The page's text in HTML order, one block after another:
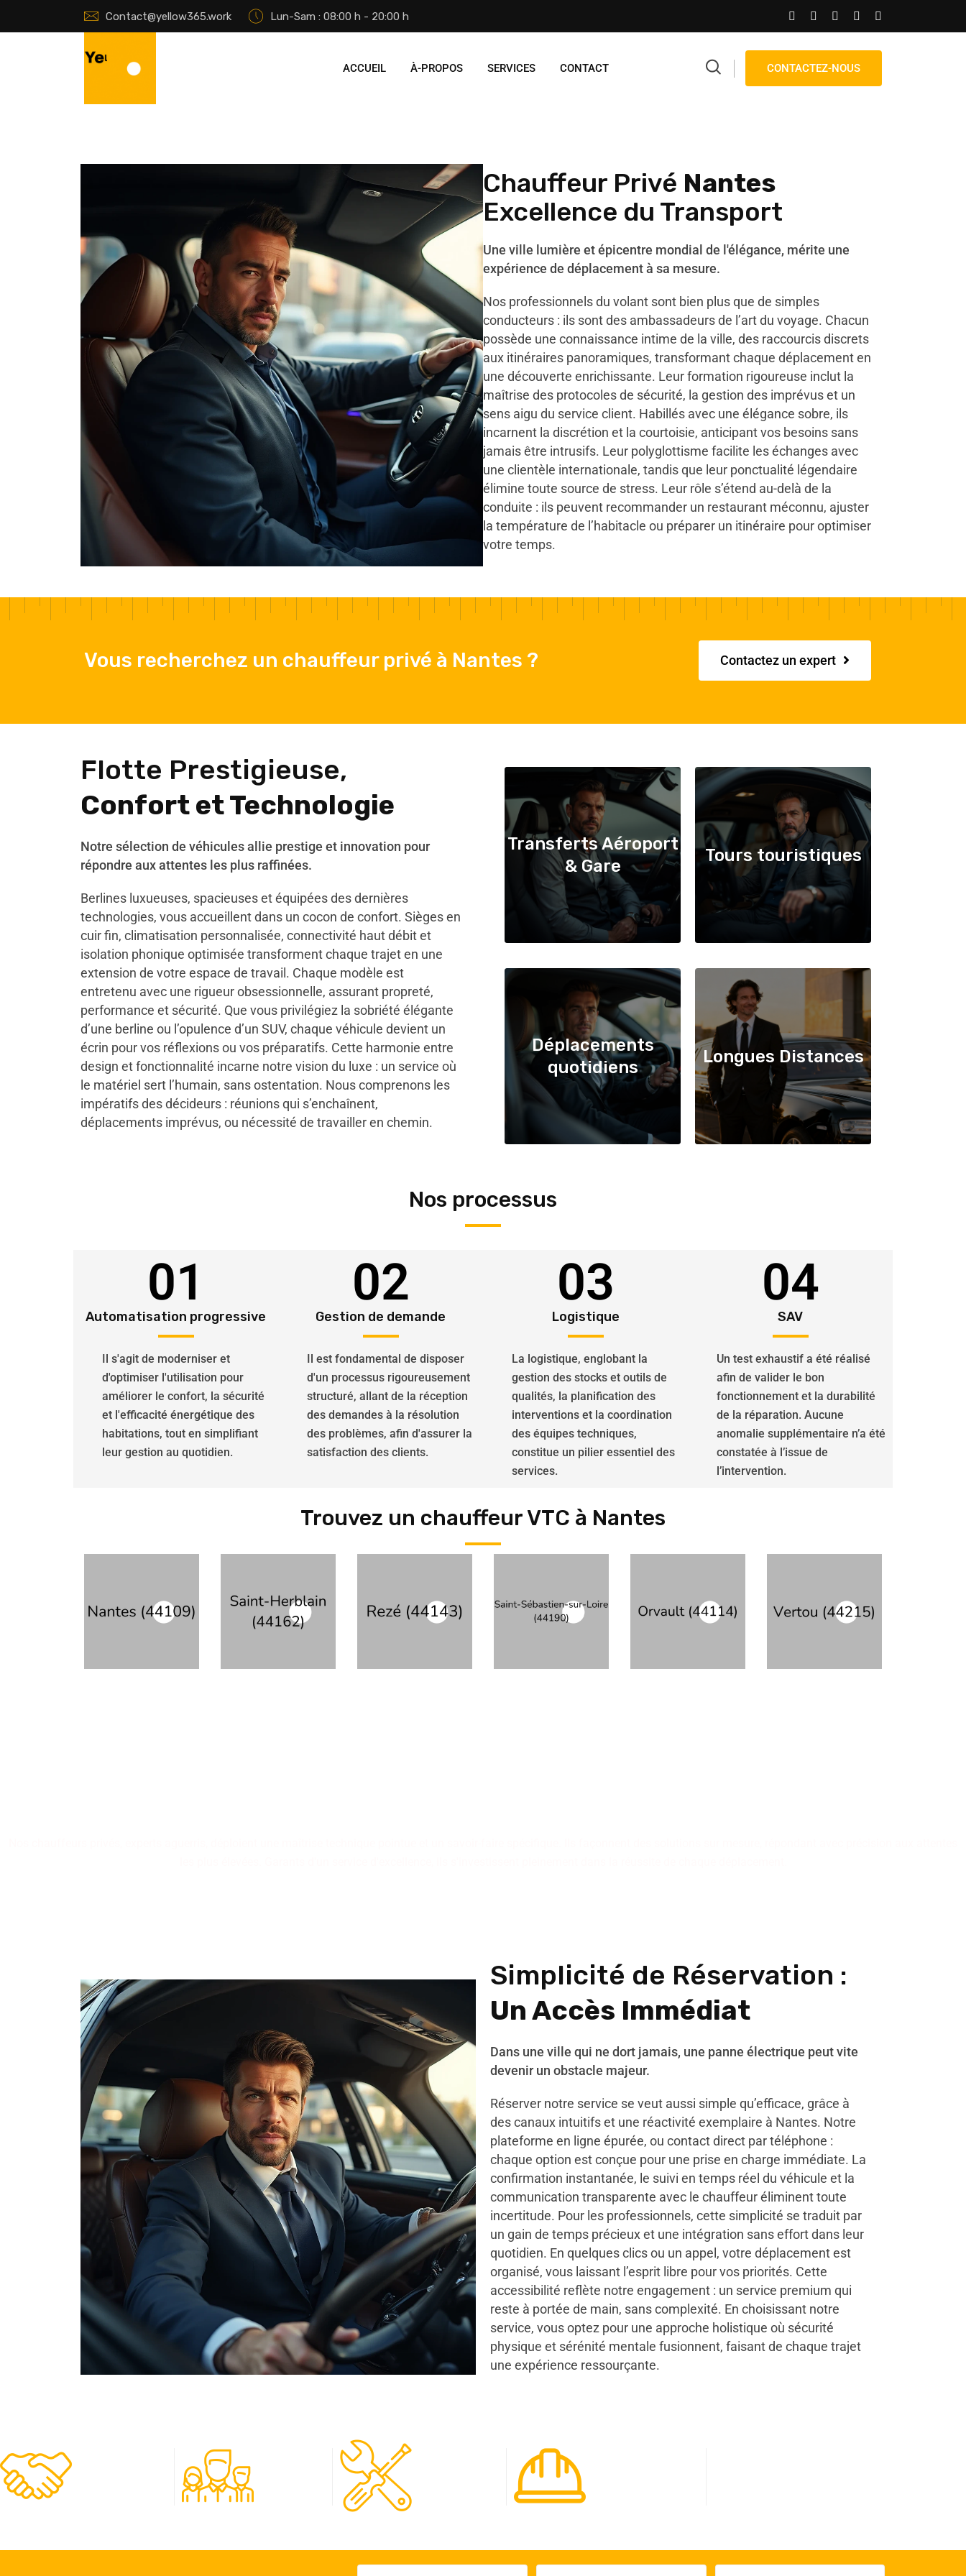
Contact@yellow365.work Lun-Sam : 08:00 h - 20:00 h
ACCUEIL À-PROPOS SERVICES CONTACT CONTACTEZ-NOUS
Chauffeur Privé Nantes
Excellence du Transport
Une ville lumière et épicentre mondial de l'élégance, mérite une
expérience de déplacement à sa mesure.
Nos professionnels du volant sont bien plus que de simples
conducteurs : ils sont des ambassadeurs de l’art du voyage. Chacun
possède une connaissance intime de la ville, des raccourcis discrets
aux itinéraires panoramiques, transformant chaque déplacement en
une découverte enrichissante. Leur formation rigoureuse inclut la
maîtrise des protocoles de sécurité, la gestion des imprévus et un
sens aigu du service client. Habillés avec une élégance sobre, ils
incarnent la discrétion et la courtoisie, anticipant vos besoins sans
jamais être intrusifs. Leur polyglottisme facilite les échanges avec
une clientèle internationale, tandis que leur ponctualité légendaire
élimine toute source de stress. Leur rôle s’étend au-delà de la
conduite : ils peuvent recommander un restaurant méconnu, ajuster
la température de l’habitacle ou préparer un itinéraire pour optimiser
votre temps.
Vous recherchez un chauffeur privé à Nantes ? Contactez un expert
Flotte Prestigieuse,
Confort et Technologie
Notre sélection de véhicules allie prestige et innovation pour
répondre aux attentes les plus raffinées.
Berlines luxueuses, spacieuses et équipées des dernières
technologies, vous accueillent dans un cocon de confort. Sièges en
cuir fin, climatisation personnalisée, connectivité haut débit et
isolation phonique optimisée transforment chaque trajet en une
extension de votre espace de travail. Chaque modèle est
entretenu avec une rigueur obsessionnelle, assurant propreté,
performance et sécurité. Que vous privilégiez la sobriété élégante
d’une berline ou l’opulence d’un SUV, chaque véhicule devient un
écrin pour vos réflexions ou vos préparatifs. Cette harmonie entre
design et fonctionnalité incarne notre vision du luxe : un service où
le matériel sert l’humain, sans ostentation. Nous comprenons les
impératifs des décideurs : réunions qui s’enchaînent,
déplacements imprévus, ou nécessité de travailler en chemin.
Transferts Aéroport
& Gare
Tours touristiques
Déplacements
quotidiens
Longues Distances
Nos processus
01
Automatisation progressive
Il s'agit de moderniser et
d'optimiser l'utilisation pour
améliorer le confort, la sécurité
et l'efficacité énergétique des
habitations, tout en simplifiant
leur gestion au quotidien.
02
Gestion de demande
Il est fondamental de disposer
d'un processus rigoureusement
structuré, allant de la réception
des demandes à la résolution
des problèmes, afin d'assurer la
satisfaction des clients.
03
Logistique
La logistique, englobant la
gestion des stocks et outils de
qualités, la planification des
interventions et la coordination
des équipes techniques,
constitue un pilier essentiel des
services.
04
SAV
Un test exhaustif a été réalisé
afin de valider le bon
fonctionnement et la durabilité
de la réparation. Aucune
anomalie supplémentaire n’a été
constatée à l’issue de
l’intervention.
Trouvez un chauffeur VTC à Nantes
Simplicité de Réservation :
Un Accès Immédiat
Dans une ville qui ne dort jamais, une panne électrique peut vite
devenir un obstacle majeur.
Réserver notre service se veut aussi simple qu’efficace, grâce à
des canaux intuitifs et une réactivité exemplaire à Nantes. Notre
plateforme en ligne épurée, ou contact direct par téléphone :
chaque option est conçue pour une prise en charge immédiate. La
confirmation instantanée, le suivi en temps réel du véhicule et la
communication transparente avec le chauffeur éliminent toute
incertitude. Pour les professionnels, cette simplicité se traduit par
un gain de temps précieux et une intégration sans effort dans leur
quotidien. En quelques clics ou un appel, votre déplacement est
organisé, vous laissant l’esprit libre pour vos priorités. Cette
accessibilité reflète notre engagement : un service premium qui
reste à portée de main, sans complexité. En choisissant notre
service, vous optez pour une approche holistique où sécurité
physique et sérénité mentale fusionnent, faisant de chaque trajet
une expérience ressourçante.